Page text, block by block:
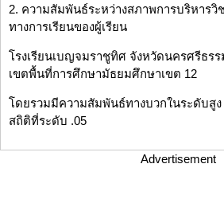
2. ความสัมพันธ์ระหว่างสภาพการบริหาร
ทางการเรียนของผู้เรียน
โรงเรียนเบญจมราชูทิศ จังหวัดนครศรีธร
เขตพื้นที่การศึกษามัธยมศึกษาเขต 12
โดยรวมมีความสัมพันธ์ทางบวกในระดับสู
สถิติที่ระดับ .05
Advertisement